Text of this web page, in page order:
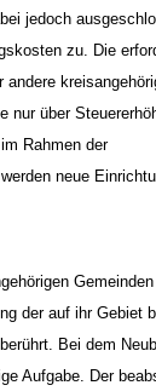
jedoch
zu. Die
nur über
Rahmen der
neue
der auf ihr Gebiet
Bei dem
Aufgabe. Der